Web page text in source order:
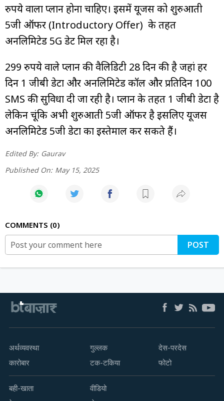
रुपये वाला प्लान होना चाहिए। इसमें यूजर्स को शुरुआती
5जी ऑफर (Introductory Offer) के तहत
अनलिमिटेड 5G डेट मिल रहा है।
299 रुपये वाले प्लान की वैलिडिटी 28 दिन की है जहां हर
दिन 1 जीबी डेटा और अनलिमिटेड कॉल और प्रतिदिन 100
SMS की सुविधा दी जा रही है। प्लान के तहत 1 जीबी डेटा है
लेकिन चूंकि अभी शुरुआती 5जी ऑफर है इसलिए यूजर्स
अनलिमिटेड 5जी डेटा का इस्तेमाल कर सकते हैं।
Edited By: Gaurav
Published On: May 15, 2025
COMMENTS 0
POST
अर्थव्यवस्था
कारोबार
गुल्लक
टक-टकिया
देस-परदेस
फोटो
बही-खाता
वीडियो